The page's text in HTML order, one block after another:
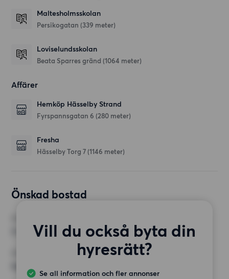
Maltesholmsskolan
Persikogatan (339 meter)
Loviselundsskolan
Beata Sparres gränd (1064 meter)
Affärer
Hemköp Hässelby Strand
Fyrspannsgatan 6 (280 meter)
Fresha
Hässelby Torg 7 (1146 meter)
Önskad bostad
Vill du också byta din
hyresrätt?
Se all information och fler annonser
MINST ANTAL KVADRATMETER